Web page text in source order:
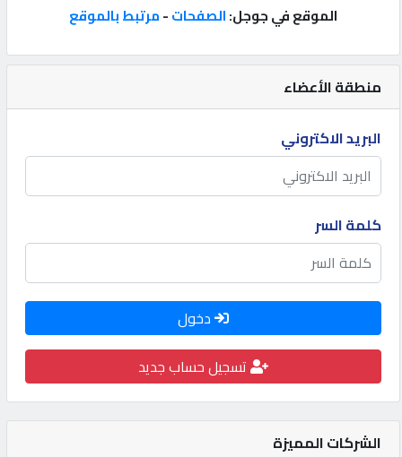
إعلانات
المنتدى
كيو
مزاد
كيو
نمبر
كيو
كارز
كيو
ماركت
منطقة الأعضاء
البريد الاكتروني
كلمة السر
دخول
تسجيل حساب جديد
الشركات المميزة
الموقع في جوجل:الصفحات-مرتبط بالموقع